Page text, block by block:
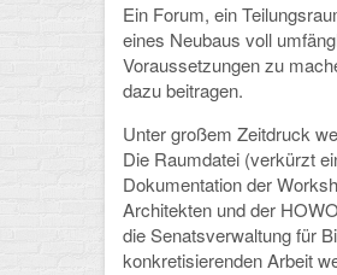
Ein Forum, ein
eines Neubaus voll
Voraussetzungen zu
dazu beitragen.
Unter großem Zeitdruck
Die Raumdatei (verkürzt
Dokumentation der
Architekten und der
die Senatsverwaltung für
konkretisierenden Arbeit